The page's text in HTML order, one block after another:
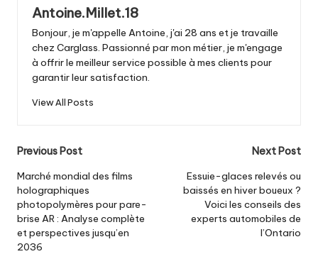
Antoine.Millet.18
Bonjour, je m'appelle Antoine, j'ai 28 ans et je travaille
chez Carglass. Passionné par mon métier, je m'engage
à offrir le meilleur service possible à mes clients pour
garantir leur satisfaction.
View All Posts
Post
navigation
Previous Post
Marché mondial des films
holographiques
photopolymères pour pare-
brise AR : Analyse complète
et perspectives jusqu’en
2036
Next Post
Essuie-glaces relevés ou
baissés en hiver boueux ?
Voici les conseils des
experts automobiles de
l’Ontario